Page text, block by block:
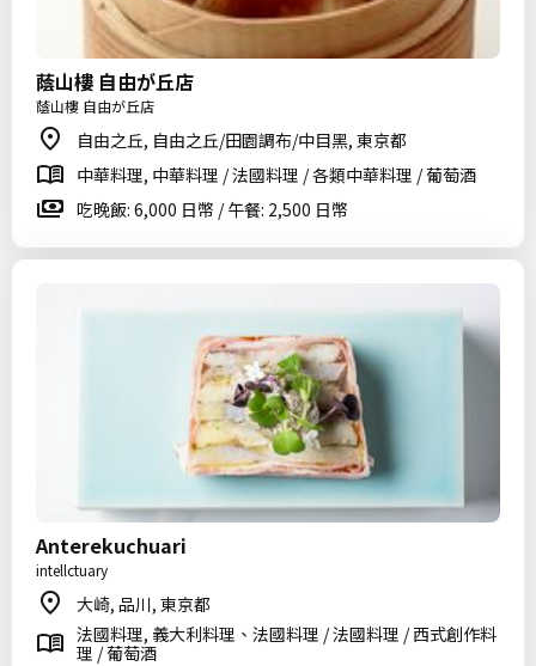
蔭山樓 自由が丘店
蔭山樓 自由が丘店
自由之丘, 自由之丘/田園調布/中目黑, 東京都
中華料理, 中華料理 / 法國料理 / 各類中華料理 / 葡萄酒
吃晚飯: 6,000 日幣 / 午餐: 2,500 日幣
Anterekuchuari
intellctuary
大崎, 品川, 東京都
法國料理, 義大利料理、法國料理 / 法國料理 / 西式創作料
理 / 葡萄酒